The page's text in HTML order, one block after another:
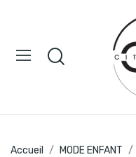
Accueil MODE ENFANT